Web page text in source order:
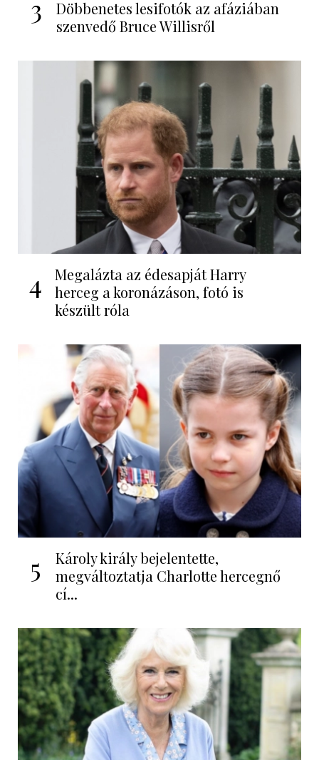
3
Döbbenetes lesifotók az afáziában
szenvedő Bruce Willisről
4
Megalázta az édesapját Harry
herceg a koronázáson, fotó is
készült róla
5
Károly király bejelentette,
megváltoztatja Charlotte hercegnő
cí...